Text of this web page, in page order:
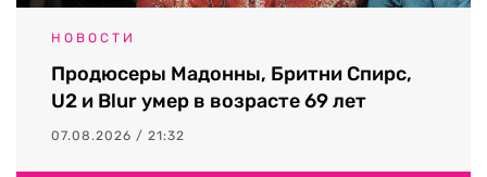
НОВОСТИ
Продюсеры Мадонны, Бритни Спирс,
U2 и Blur умер в возрасте 69 лет
07.08.2026 / 21:32